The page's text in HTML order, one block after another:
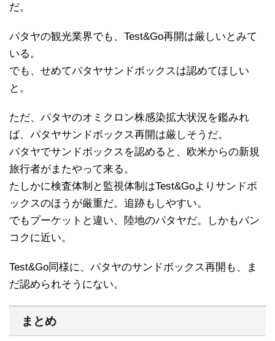
だ。
パタヤの観光業界でも、Test&Go再開は厳しいとみて
いる。
でも、せめてパタヤサンドボックスは認めてほしい
と。
ただ、パタヤのオミクロン株感染拡大状況を鑑みれ
ば、パタヤサンドボックス再開は厳しそうだ。
パタヤでサンドボックスを認めると、欧米からの新規
旅行者がまたやって来る。
たしかに検査体制と監視体制はTest&Goよりサンドボ
ックスのほうが厳重だ。追跡もしやすい。
でもプーケットと違い、陸地のパタヤだ。しかもバン
コクに近い。
Test&Go同様に、パタヤのサンドボックス再開も、ま
だ認められそうにない。
まとめ